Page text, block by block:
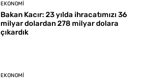
EKONOMI
Bakan Kacır: 23 yılda ihracatımızı 36
milyar dolardan 278 milyar dolara
çıkardık
EKONOMI